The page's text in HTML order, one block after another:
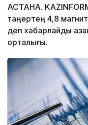
АСТАНА.
таңертең 4,8
деп хабарлайды
орталығы.